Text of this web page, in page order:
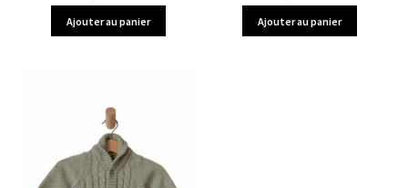
Ajouter au panier Ajouter au panier